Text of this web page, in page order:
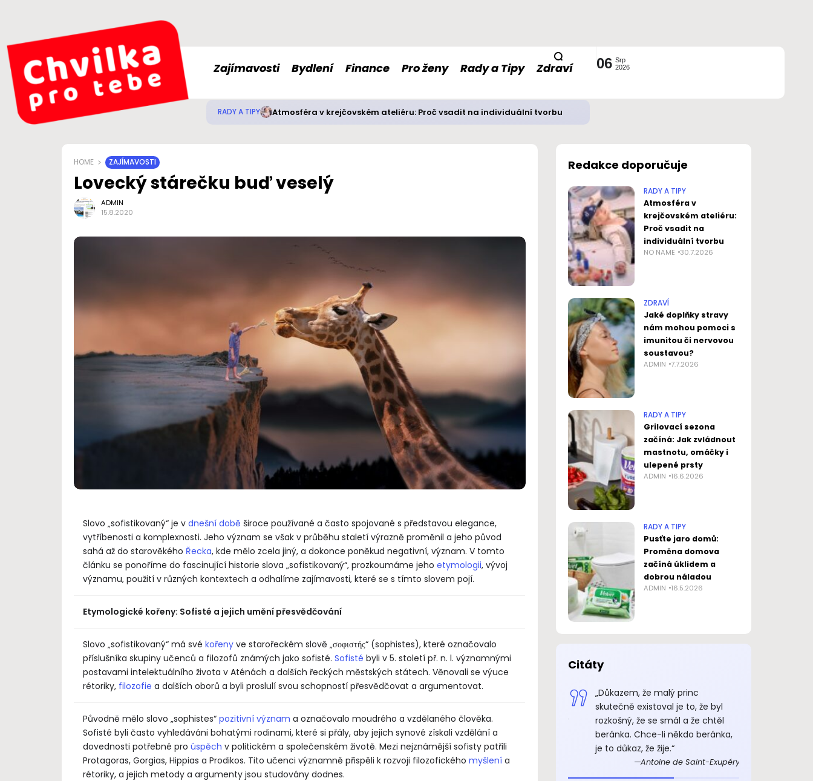
Zajímavosti Bydlení Finance Pro ženy Rady a Tipy Zdraví 06 Srp
2026
RADY A TIPY Atmosféra v krejčovském ateliéru: Proč vsadit na individuální tvorbu
HOME ZAJÍMAVOSTI
Lovecký stárečku buď veselý
ADMIN
15.8.2020
Slovo „sofistikovaný“ je v dnešní době široce používané a často spojované s představou elegance,
vytříbenosti a komplexnosti. Jeho význam se však v průběhu staletí výrazně proměnil a jeho původ
sahá až do starověkého Řecka, kde mělo zcela jiný, a dokonce poněkud negativní, význam. V tomto
článku se ponoříme do fascinující historie slova „sofistikovaný“, prozkoumáme jeho etymologii, vývoj
významu, použití v různých kontextech a odhalíme zajímavosti, které se s tímto slovem pojí.
Etymologické kořeny: Sofisté a jejich umění přesvědčování
Slovo „sofistikovaný“ má své kořeny ve starořeckém slově „σοφιστής“ (sophistes), které označovalo
příslušníka skupiny učenců a filozofů známých jako sofisté. Sofisté byli v 5. století př. n. l. významnými
postavami intelektuálního života v Aténách a dalších řeckých městských státech. Věnovali se výuce
rétoriky, filozofie a dalších oborů a byli proslulí svou schopností přesvědčovat a argumentovat.
Původně mělo slovo „sophistes“ pozitivní význam a označovalo moudrého a vzdělaného člověka.
Sofisté byli často vyhledáváni bohatými rodinami, které si přály, aby jejich synové získali vzdělání a
dovednosti potřebné pro úspěch v politickém a společenském životě. Mezi nejznámější sofisty patřili
Protagoras, Gorgias, Hippias a Prodikos. Tito učenci významně přispěli k rozvoji filozofického myšlení a
rétoriky, a jejich metody a argumenty jsou studovány dodnes.
Redakce doporučuje
RADY A TIPY
Atmosféra v
krejčovském ateliéru:
Proč vsadit na
individuální tvorbu
NO NAME 30.7.2026
ZDRAVÍ
Jaké doplňky stravy
nám mohou pomoci s
imunitou či nervovou
soustavou?
ADMIN 7.7.2026
RADY A TIPY
Grilovací sezona
začíná: Jak zvládnout
mastnotu, omáčky i
ulepené prsty
ADMIN 16.6.2026
RADY A TIPY
Pusťte jaro domů:
Proměna domova
začíná úklidem a
dobrou náladou
ADMIN 16.5.2026
Citáty
„Co dává smysl životu, dává smysl
Antoine de Saint-Exupéry
"Proměňte svůj život v sen, a své
Antoine de Saint-Exupéry
„Důkazem, že malý princ
skutečně existoval je to, že byl
rozkošný, že se smál a že chtěl
beránka. Chce-li někdo beránka,
je to důkaz, že žije.“
Antoine de Saint-Exupéry